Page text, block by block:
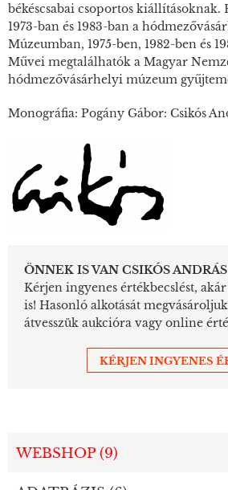
békéscsabai csoportos
1973-ban és 1983-ban a
Múzeumban, 1975-ben, 1982-ben és
Művei megtalálhatók a Magyar
hódmezővásárhelyi múzeum
Monográfia: Pogány Gábor: Csikós
ÖNNEK IS VAN CSIKÓS ANDRÁS
Kérjen ingyenes értékbecslést,
is! Hasonló alkotását
átvesszük aukcióra vagy online
KÉRJEN INGYENES
WEBSHOP (9)